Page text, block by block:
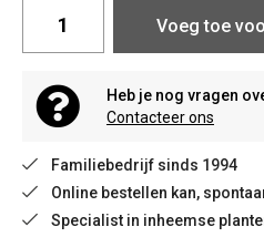
Voeg toe
Heb je nog vragen
Contacteer ons
Familiebedrijf sinds 1994
Online bestellen kan,
Specialist in inheemse